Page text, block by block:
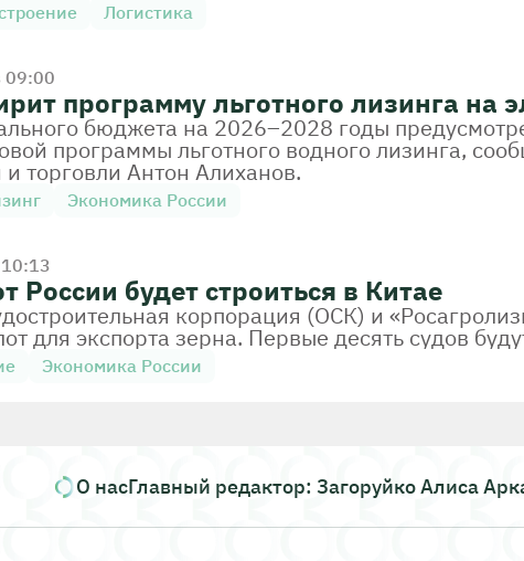
Логистика
09:00
программу льготного лизинга на
бюджета на 2026–2028 годы
программы льготного водного лизинга,
торговли Антон Алиханов.
Экономика России
России будет строиться в Китае
корпорация (ОСК) и
для экспорта зерна. Первые десять судов
Экономика России
О насГлавный редактор: Загоруйко Алиса